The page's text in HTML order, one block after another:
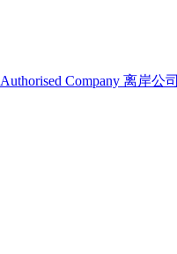
Authorised Company 离岸公司